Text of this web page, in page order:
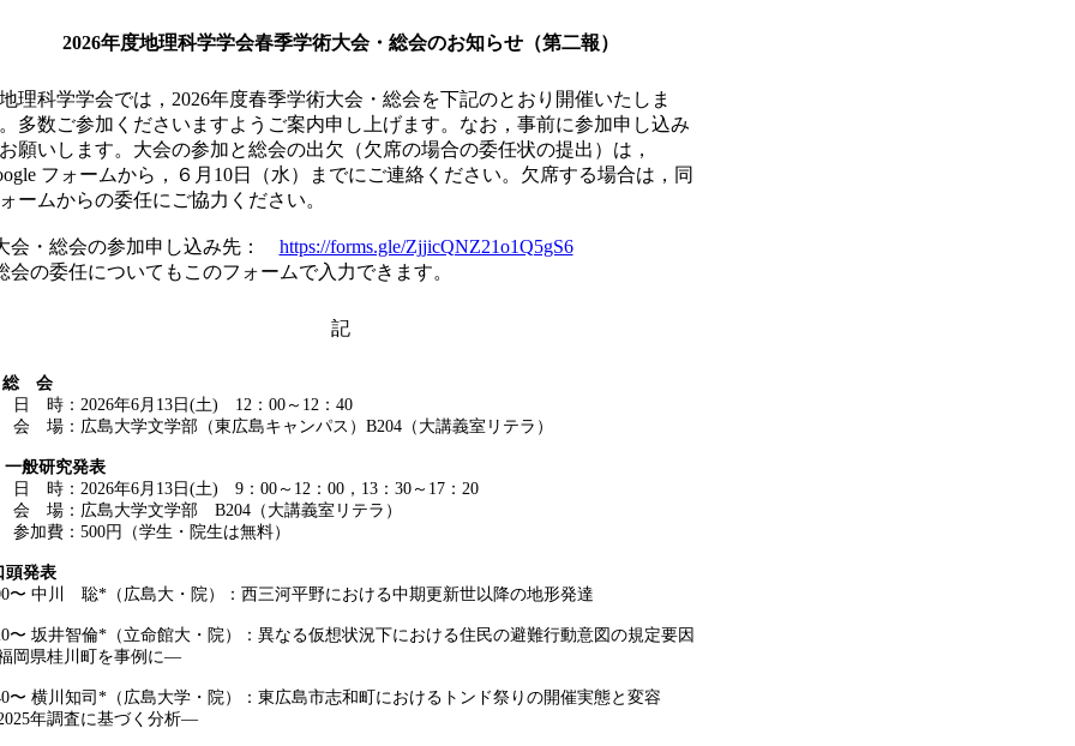
2026年度地理科学学会春季学術大会・総会のお知らせ（第二報）
理科学学会では，2026年度春季学術大会・総会を下記のとおり開催いたしま
多数ご参加くださいますようご案内申し上げます。なお，事前に参加申し込み
願いします。大会の参加と総会の出欠（欠席の場合の委任状の提出）は，
フォームから，６月10日（水）までにご連絡ください。欠席する場合は，同
ームからの委任にご協力ください。
会・総会の参加申し込み先： https://forms.gle/ZjjicQNZ21o1Q5gS6
会の委任についてもこのフォームで入力できます。
記
総 会
時：2026年6月13日(土) 12：00～12：40
場：広島大学文学部（東広島キャンパス）B204（大講義室リテラ）
一般研究発表
時：2026年6月13日(土) 9：00～12：00，13：30～17：20
場：広島大学文学部 B204（大講義室リテラ）
加費：500円（学生・院生は無料）
頭発表
〜 中川 聡*（広島大・院）：西三河平野における中期更新世以降の地形発達
〜 坂井智倫*（立命館大・院）：異なる仮想状況下における住民の避難行動意図の規定要因
岡県桂川町を事例に―
〜 横川知司*（広島大学・院）：東広島市志和町におけるトンド祭りの開催実態と変容
年調査に基づく分析―